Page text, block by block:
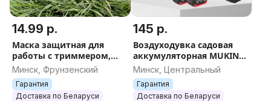
14.99 р.
Маска защитная для
работы с триммером,
сетка Щиток защитный
лицевой для косьбы,
мотокосы, бензопилы
Минск, Фрунзенский
Гарантия
Доставка по Беларуси
145 р.
Воздуходувка садовая
аккумуляторная MUKINS
+ 2АКБ для уборки
листьев и снега с
регулировкой мощности
Минск, Центральный
Гарантия
Доставка по Беларуси